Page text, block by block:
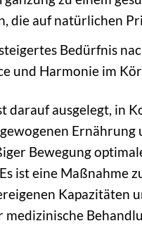
die auf natürlichen
Bedürfnis
und Harmonie im
darauf ausgelegt, in
Ernährung
Bewegung
ist eine Maßnahme
Kapazitäten
medizinische